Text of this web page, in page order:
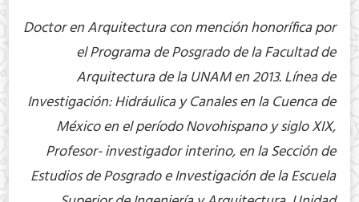
Doctor en Arquitectura con mención honorífica por
el Programa de Posgrado de la Facultad de
Arquitectura de la UNAM en 2013. Línea de
Investigación: Hidráulica y Canales en la Cuenca de
México en el período Novohispano y siglo XIX,
Profesor- investigador interino, en la Sección de
Estudios de Posgrado e Investigación de la Escuela